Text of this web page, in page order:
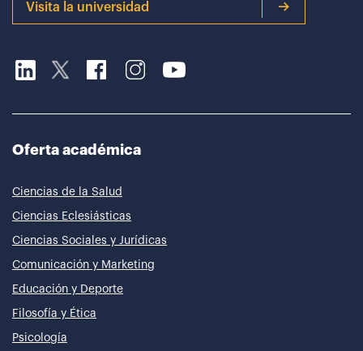
Visita la universidad
Oferta académica
Ciencias de la Salud
Ciencias Eclesiásticas
Ciencias Sociales y Jurídicas
Comunicación y Marketing
Educación y Deporte
Filosofía y Ética
Psicología